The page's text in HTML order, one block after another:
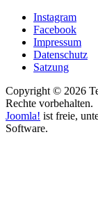
Instagram
Facebook
Impressum
Datenschutz
Satzung
Copyright © 2026
Rechte vorbehalten.
Joomla! ist freie,
Software.